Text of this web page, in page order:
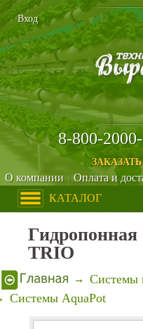
КАТАЛОГ
8-800-
О компании Оплата и
Вход
TRIO
Системы
Системы AquaPot